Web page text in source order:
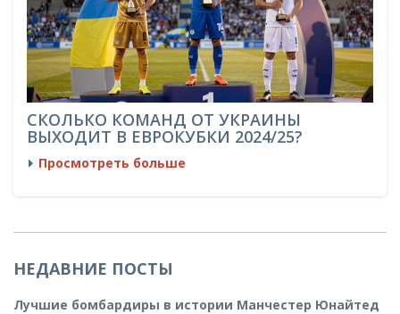
СКОЛЬКО КОМАНД ОТ УКРАИНЫ
ВЫХОДИТ В ЕВРОКУБКИ 2024/25?
Просмотреть больше
НЕДАВНИЕ ПОСТЫ
Лучшие бомбардиры в истории Манчестер Юнайтед